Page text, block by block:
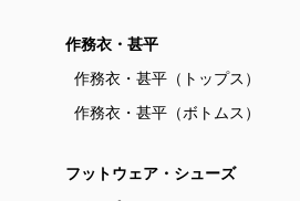
作務衣・甚平
作務衣・甚平（トップス）
作務衣・甚平（ボトムス）
フットウェア・シューズ